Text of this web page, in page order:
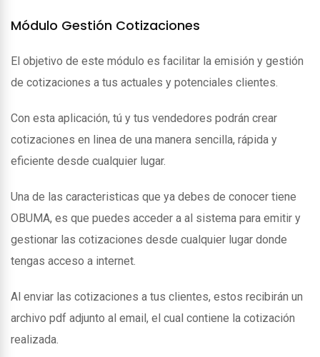
Módulo Gestión Cotizaciones
El objetivo de este módulo es facilitar la emisión y gestión
de cotizaciones a tus actuales y potenciales clientes.
Con esta aplicación, tú y tus vendedores podrán crear
cotizaciones en linea de una manera sencilla, rápida y
eficiente desde cualquier lugar.
Una de las caracteristicas que ya debes de conocer tiene
OBUMA, es que puedes acceder a al sistema para emitir y
gestionar las cotizaciones desde cualquier lugar donde
tengas acceso a internet.
Al enviar las cotizaciones a tus clientes, estos recibirán un
archivo pdf adjunto al email, el cual contiene la cotización
realizada.